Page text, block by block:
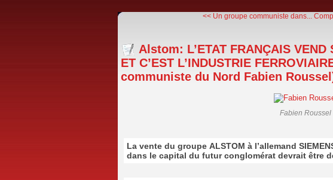
<< Un groupe communiste dans...
Alstom: L’ETAT FRANÇAIS
ET C’EST L’INDUSTRIE
communiste du Nord Fabien
Fabien Roussel
La vente du groupe ALSTOM à l’allemand
dans le capital du futur conglomérat devrait être